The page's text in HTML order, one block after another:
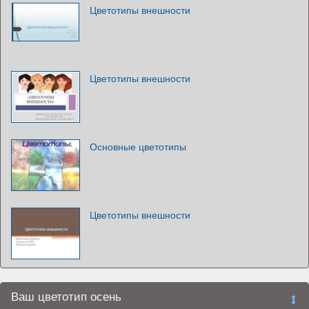
Цветотипы внешности
Цветотипы внешности
Основные цветотипы
Цветотипы внешности
Ваш цветотип осень